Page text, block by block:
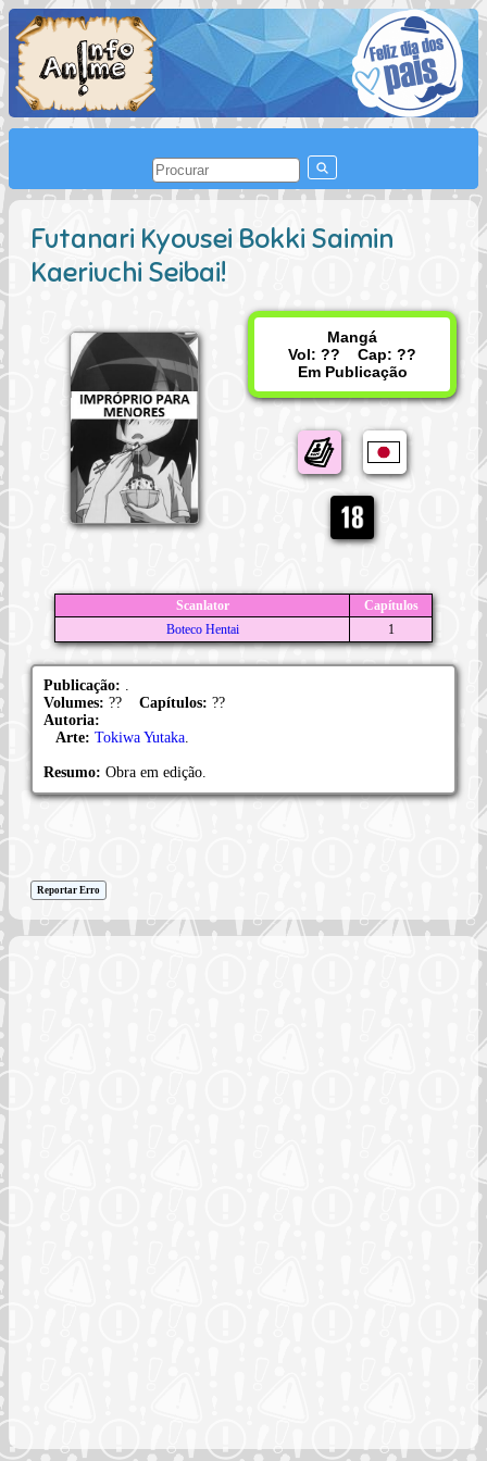
Futanari Kyousei Bokki Saimin
Kaeriuchi Seibai!
Mangá
Vol: ?? Cap: ??
Em Publicação
Scanlator
Capítulos
Boteco Hentai
1
Publicação:
Volumes: ?? Capítulos: ??
Autoria:
Arte: Tokiwa Yutaka
Resumo: Obra em edição.
Reportar Erro